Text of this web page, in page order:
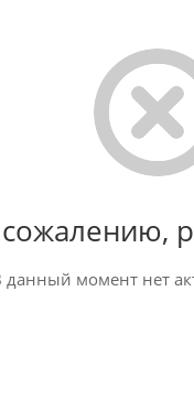
данный момент нет